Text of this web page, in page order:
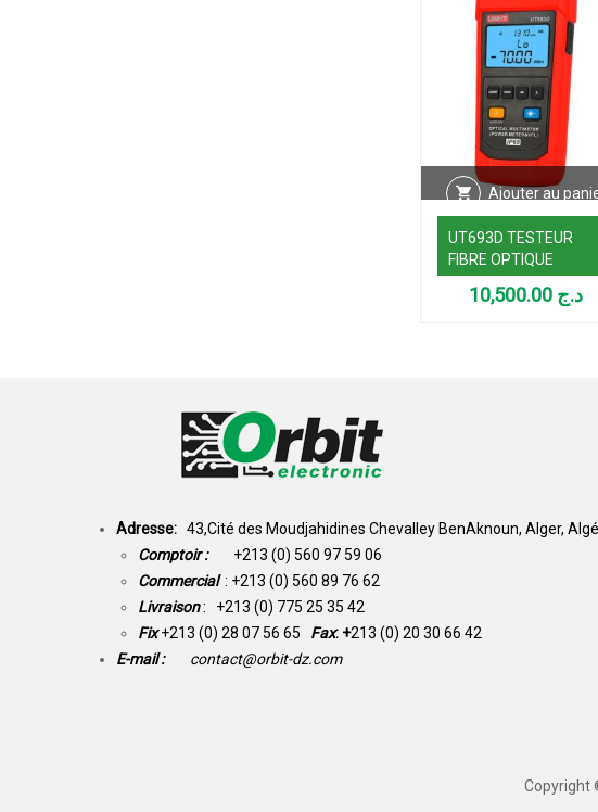
Ajouter au
UT693D TESTEUR
FIBRE OPTIQUE
د.ج
Adresse: 43,Cité des Moudjahidines Chevalley BenAknoun, Alger,
Comptoir : +213 (0) 560 97 59 06
Commercial : +213 (0) 560 89 76 62
Livraison: +213 (0) 775 25 35 42
Fix +213 (0) 28 07 56 65 Fax: +213 (0) 20 30 66 42
E-mail :
contact@orbit-dz.com
Copyright